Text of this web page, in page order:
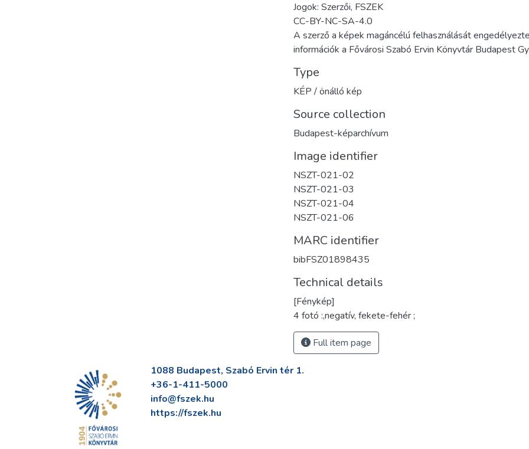
Jogok: Szerzői, FSZEK
CC-BY-NC-SA-4.0
A szerző a képek magáncélú felhasználását
információk a Fővárosi Szabó Ervin Könyvtár Budapest
Type
KÉP / önálló kép
Source collection
Budapest-képarchívum
Image identifier
NSZT-021-02
NSZT-021-03
NSZT-021-04
NSZT-021-06
MARC identifier
bibFSZ01898435
Technical details
[Fénykép]
4 fotó :,negatív, fekete-fehér ;
Full item page
1088 Budapest, Szabó Ervin tér 1.
+36-1-411-5000
info@fszek.hu
https://fszek.hu